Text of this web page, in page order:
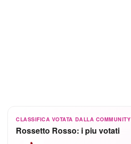
CLASSIFICA VOTATA DALLA COMMUNITY
Rossetto Rosso: i piu votati